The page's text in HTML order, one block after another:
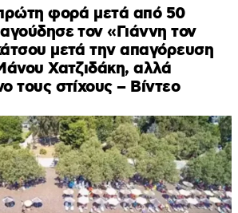
φορά μετά από 50
τον «Γιάννη τον
μετά την απαγόρευση
Χατζιδάκη, αλλά
τους στίχους – Βίντεο